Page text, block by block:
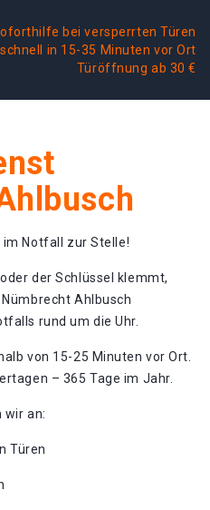
bei versperrten Türen
in 15-35 Minuten vor Ort
Türöffnung ab 30 €
Notfall zur Stelle!
der Schlüssel klemmt,
Ahlbusch
rund um die Uhr.
von 15-25 Minuten vor Ort.
– 365 Tage im Jahr.
wir an:
Türen